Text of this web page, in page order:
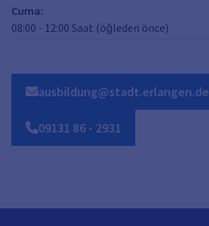
Cuma:
08:00 - 12:00 Saat (öğleden önce)
ausbildung@stadt.erlangen.de
09131 86 - 2931